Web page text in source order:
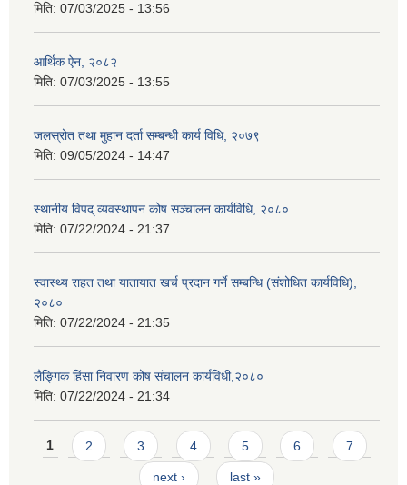
मिति: 07/03/2025 - 13:56
आर्थिक ऐन, २०८२
मिति: 07/03/2025 - 13:55
जलस्रोत तथा मुहान दर्ता सम्बन्धी कार्य विधि, २०७९
मिति: 09/05/2024 - 14:47
स्थानीय विपद् व्यवस्थापन कोष सञ्चालन कार्यविधि, २०८०
मिति: 07/22/2024 - 21:37
स्वास्थ्य राहत तथा यातायात खर्च प्रदान गर्ने सम्बन्धि (संशोधित कार्यविधि),
२०८०
मिति: 07/22/2024 - 21:35
लैङ्गिक हिंसा निवारण कोष संचालन कार्यविधी,२०८०
मिति: 07/22/2024 - 21:34
Pages
1 2 3 4 5 6 7
next › last »